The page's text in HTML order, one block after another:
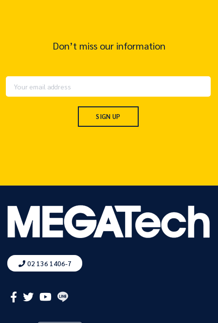
Don’t miss our information
02 136 1406-7